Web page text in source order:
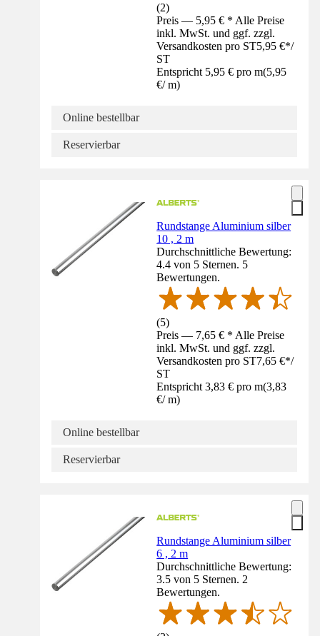
(2)
Preis — 5,95 € * Alle Preise
inkl. MwSt. und ggf. zzgl.
Versandkosten pro ST5,95 €*/
ST
Entspricht 5,95 € pro m(5,95
€/ m)
Online bestellbar
Reservierbar
Rundstange Aluminium silber
10 , 2 m
Durchschnittliche Bewertung:
4.4 von 5 Sternen. 5
Bewertungen.
(5)
Preis — 7,65 € * Alle Preise
inkl. MwSt. und ggf. zzgl.
Versandkosten pro ST7,65 €*/
ST
Entspricht 3,83 € pro m(3,83
€/ m)
Online bestellbar
Reservierbar
Rundstange Aluminium silber
6 , 2 m
Durchschnittliche Bewertung:
3.5 von 5 Sternen. 2
Bewertungen.